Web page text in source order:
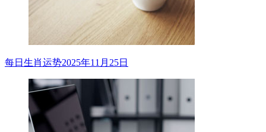
每日生肖运势2025年11月25日